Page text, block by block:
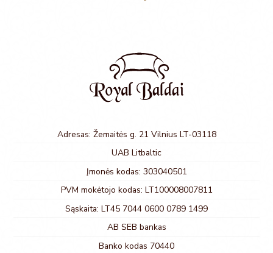
Adresas: Žemaitės g. 21 Vilnius LT-03118
UAB Litbaltic
Įmonės kodas: 303040501
PVM mokėtojo kodas: LT100008007811
Sąskaita: LT45 7044 0600 0789 1499
AB SEB bankas
Banko kodas 70440